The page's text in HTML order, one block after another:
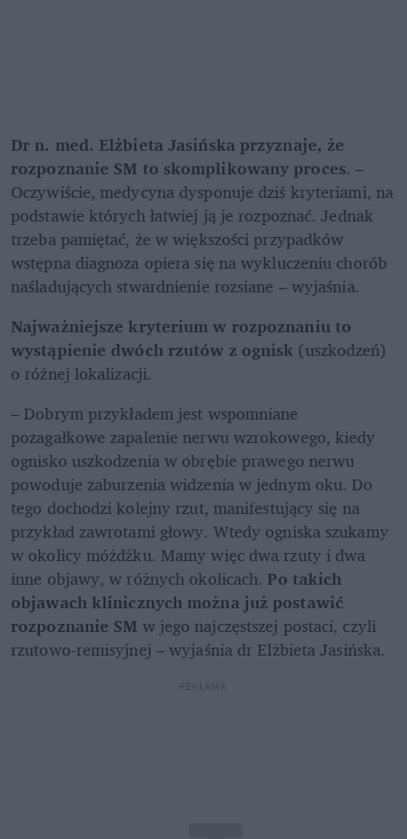
Dr n. med. Elżbieta Jasińska przyznaje, że
rozpoznanie SM to skomplikowany proces. –
Oczywiście, medycyna dysponuje dziś kryteriami, na
podstawie których łatwiej ją je rozpoznać. Jednak
trzeba pamiętać, że w większości przypadków
wstępna diagnoza opiera się na wykluczeniu chorób
naśladujących stwardnienie rozsiane – wyjaśnia.
Najważniejsze kryterium w rozpoznaniu to
wystąpienie dwóch rzutów z ognisk (uszkodzeń)
o różnej lokalizacji.
– Dobrym przykładem jest wspomniane
pozagałkowe zapalenie nerwu wzrokowego, kiedy
ognisko uszkodzenia w obrębie prawego nerwu
powoduje zaburzenia widzenia w jednym oku. Do
tego dochodzi kolejny rzut, manifestujący się na
przykład zawrotami głowy. Wtedy ogniska szukamy
w okolicy móżdżku. Mamy więc dwa rzuty i dwa
inne objawy, w różnych okolicach. Po takich
objawach klinicznych można już postawić
rozpoznanie SM w jego najczęstszej postaci, czyli
rzutowo-remisyjnej – wyjaśnia dr Elżbieta Jasińska.
REKLAMA